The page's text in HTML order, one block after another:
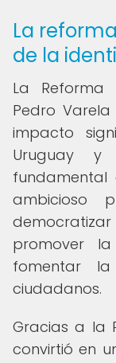
La
de la
La Reforma
Pedro
impacto
Uruguay
fundamental
ambicioso
promover
fomentar
ciudadanos.
Gracias a la
convirtió en